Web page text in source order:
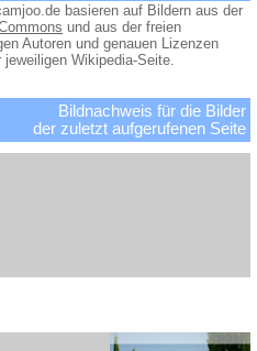
basieren auf Bildern aus der
und aus der freien
Autoren und genauen Lizenzen
Wikipedia-Seite.
Bildnachweis für die Bilder
der zuletzt aufgerufenen Seite